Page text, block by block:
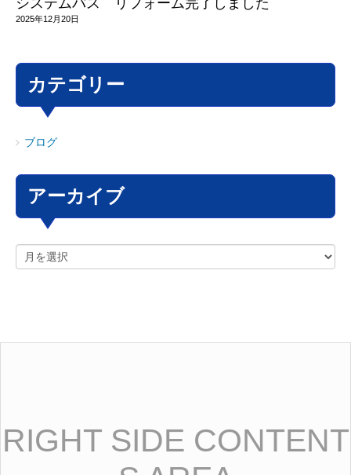
システムバス リフォーム完了しました
2025年12月20日
カテゴリー
ブログ
アーカイブ
RIGHT SIDE CONTENT